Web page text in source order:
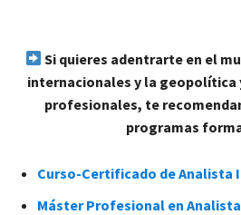
Si quieres adentrarte en el
internacionales y la geopolítica
profesionales, te
programas
Curso-Certificado de Analista
Máster Profesional en